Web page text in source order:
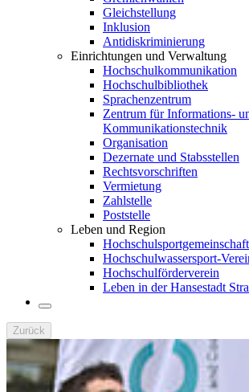
Gleichstellung
Inklusion
Antidiskriminierung
Einrichtungen und Verwaltung
Hochschulkommunikation
Hochschulbibliothek
Sprachenzentrum
Zentrum für Informations-
Kommunikationstechnik
Organisation
Dezernate und Stabsstellen
Rechtsvorschriften
Vermietung
Zahlstelle
Poststelle
Leben und Region
Hochschulsportgemeinschaft
Hochschulwassersport-
Hochschulförderverein
Leben in der Hansestadt
Zurück